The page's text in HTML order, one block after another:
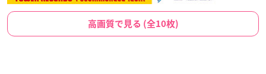
高画質で見る (全10枚)